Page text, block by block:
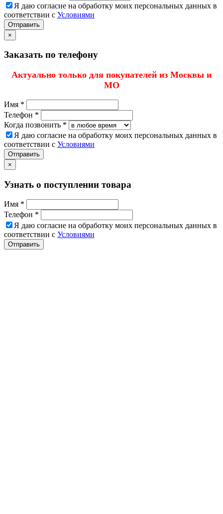
Я даю согласие на обработку моих персональных данных в
соответствии с Условиями
Отправить
×
Заказать по телефону
Актуально только для покупателей из Москвы и
МО
Имя *
Телефон *
Когда позвонить *
Я даю согласие на обработку моих персональных данных в
соответствии с Условиями
Отправить
×
Узнать о поступлении товара
Имя *
Телефон *
Я даю согласие на обработку моих персональных данных в
соответствии с Условиями
Отправить